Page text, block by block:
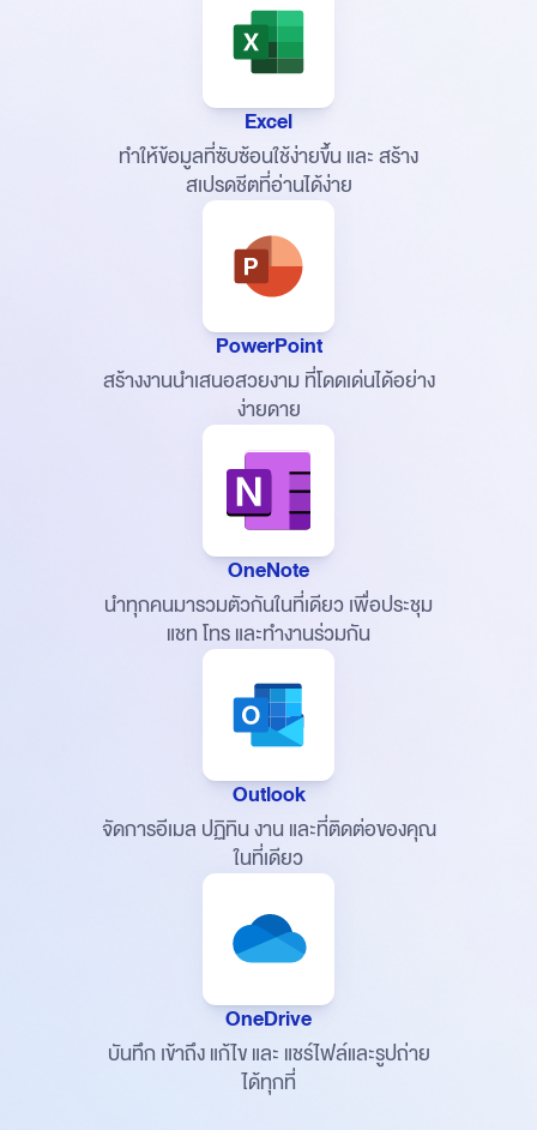
Excel
ทำให้ข้อมูลที่ซับซ้อนใช้ง่ายขึ้น และสร้าง
สเปรดชีตที่อ่านได้ง่าย
PowerPoint
สร้างงานนำเสนอสวยงาม ที่โดดเด่นได้อย่าง
ง่ายดาย
OneNote
นำทุกคนมารวมตัวกันในที่เดียวเพื่อประชุม
แชท โทร และทำงานร่วมกัน
Outlook
จัดการอีเมล ปฏิทิน งาน และที่ติดต่อของคุณ
ในที่เดียว
OneDrive
บันทึก เข้าถึง แก้ไข และ แชร์ไฟล์และรูปถ่าย
ได้ทุกที่